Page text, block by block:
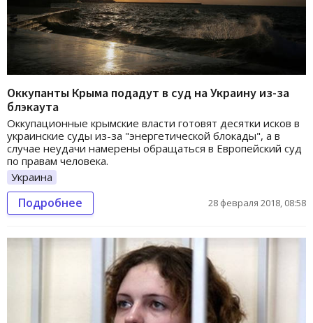
Оккупанты Крыма подадут в суд на Украину из-за
блэкаута
Оккупационные крымские власти готовят десятки исков в
украинские суды из-за "энергетической блокады", а в
случае неудачи намерены обращаться в Европейский суд
по правам человека.
Украина
Подробнее 28 февраля 2018, 08:58